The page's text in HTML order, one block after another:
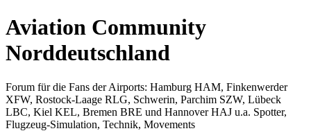
Aviation Community
Norddeutschland
Forum für die Fans der Airports: Hamburg HAM, Finkenwerder
XFW, Rostock-Laage RLG, Schwerin, Parchim SZW, Lübeck
LBC, Kiel KEL, Bremen BRE und Hannover HAJ u.a. Spotter,
Flugzeug-Simulation, Technik, Movements